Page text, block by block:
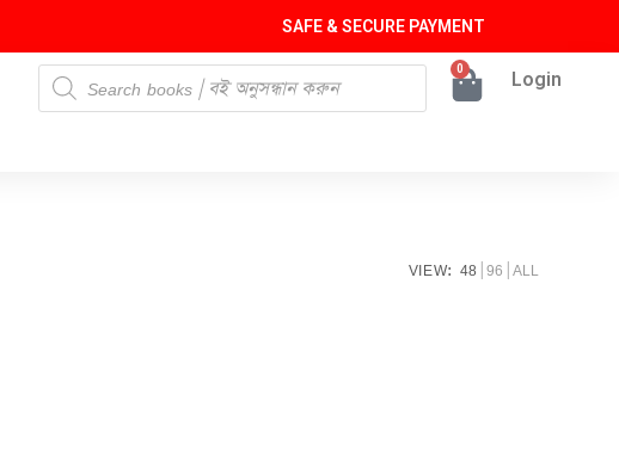
SAFE & SECURE PAYMENT
0 Login
VIEW: 48 96 ALL